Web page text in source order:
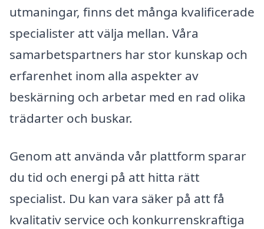
utmaningar, finns det många kvalificerade
specialister att välja mellan. Våra
samarbetspartners har stor kunskap och
erfarenhet inom alla aspekter av
beskärning och arbetar med en rad olika
trädarter och buskar.
Genom att använda vår plattform sparar
du tid och energi på att hitta rätt
specialist. Du kan vara säker på att få
kvalitativ service och konkurrenskraftiga